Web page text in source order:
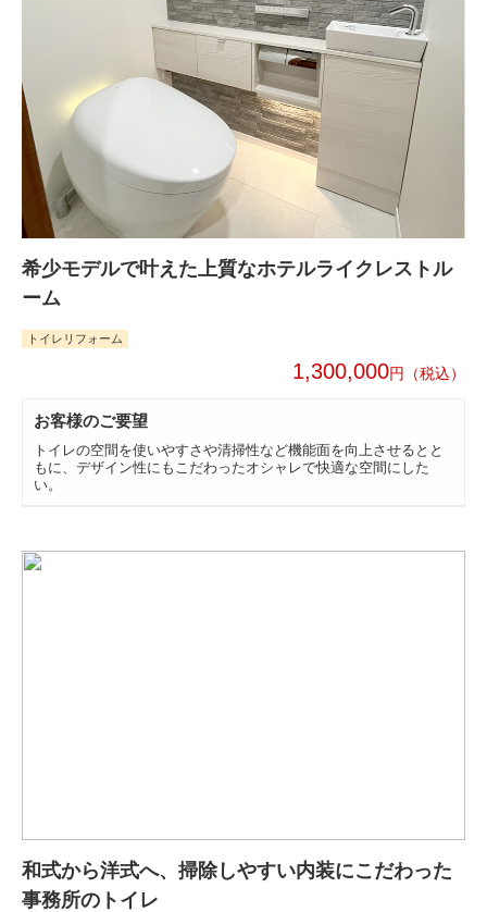
希少モデルで叶えた上質なホテルライクレストル
ーム
トイレリフォーム
1,300,000円
お客様のご要望
トイレの空間を使いやすさや清掃性など機能面を向上させるとと
もに、デザイン性にもこだわったオシャレで快適な空間にした
い。
和式から洋式へ、掃除しやすい内装にこだわった
事務所のトイレ